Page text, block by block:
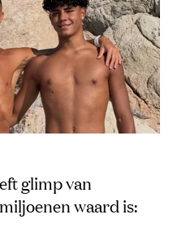
glimp van
waard is: